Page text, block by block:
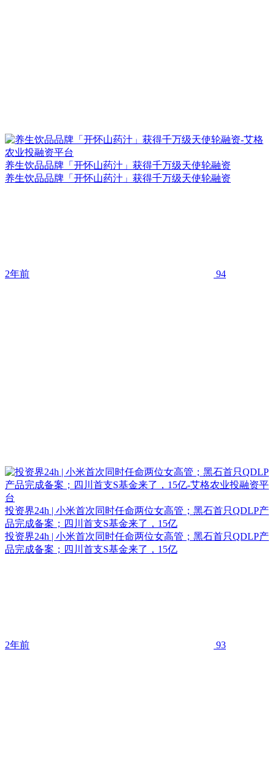
养生饮品品牌「开怀山药汁」获得千万级天使轮融资
养生饮品品牌「开怀山药汁」获得千万级天使轮融资
2年前 94
投资界24h | 小米首次同时任命两位女高管；黑石首只QDLP产
品完成备案；四川首支S基金来了，15亿
投资界24h | 小米首次同时任命两位女高管；黑石首只QDLP产
品完成备案；四川首支S基金来了，15亿
2年前 93